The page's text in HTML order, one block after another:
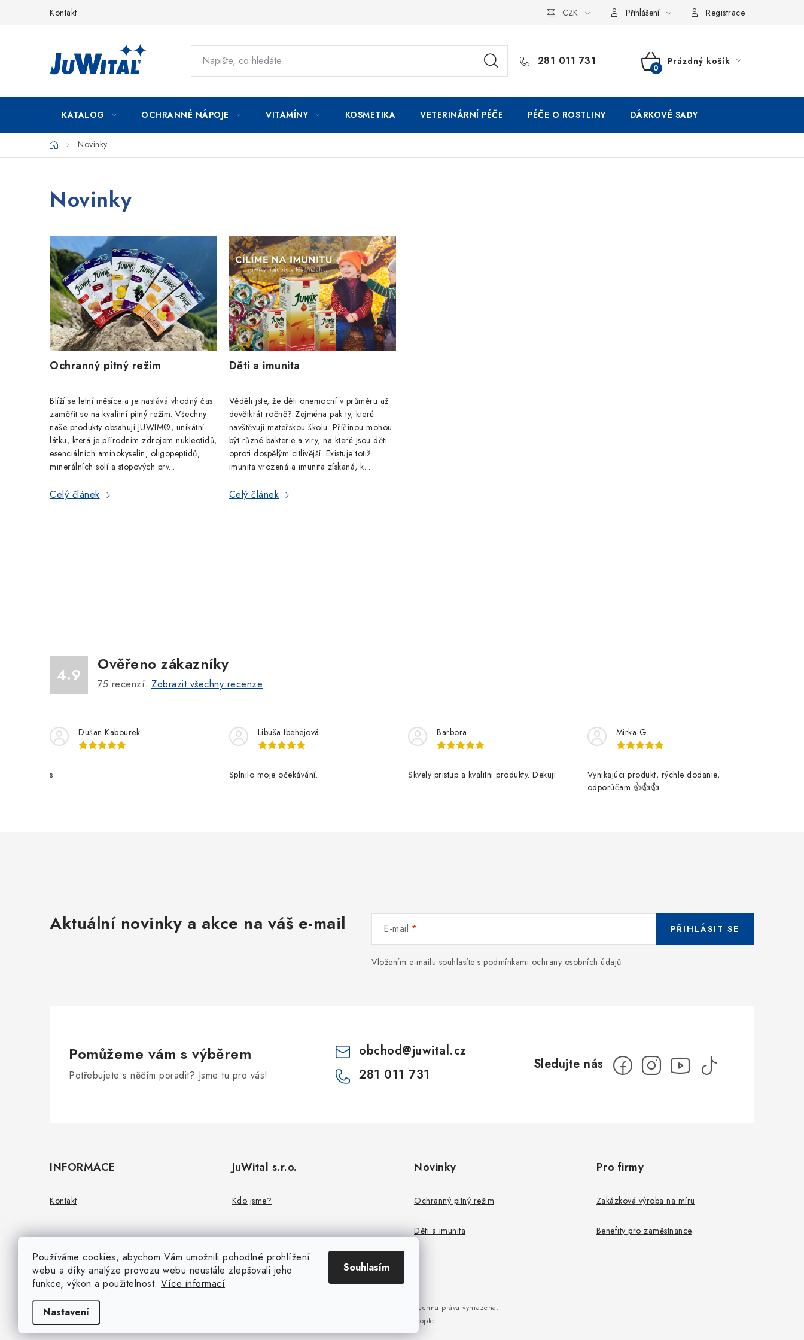
Používáme cookies, abychom Vám umožnili pohodlné prohlížení
webu a díky analýze provozu webu neustále zlepšovali jeho
funkce, výkon a použitelnost. Více informací
Nastavení
Souhlasím
Kontakt CZK Přihlášení Registrace
281 011 731
NÁKUPNÍ
KOŠÍK
Prázdný košík
KATALOG OCHRANNÉ NÁPOJE VITAMÍNY KOSMETIKA VETERINÁRNÍ PÉČE PÉČE O ROSTLINY DÁRKOVÉ SADY
DomůNovinky
Novinky
V
ý
p
i
s
č
l
á
n
k
ů
Ochranný pitný režim
Blíží se letní měsíce a je nastává vhodný čas
zaměřit se na kvalitní pitný režim. Všechny
naše produkty obsahují JUWIM®, unikátní
látku, která je přírodním zdrojem nukleotidů,
esenciálních aminokyselin, oligopeptidů,
minerálních solí a stopových prv...
Celý článek
Děti a imunita
Věděli jste, že děti onemocní v průměru až
devětkrát ročně? Zejména pak ty, které
navštěvují mateřskou školu. Příčinou mohou
být různé bakterie a viry, na které jsou děti
oproti dospělým citlivější. Existuje totiž
imunita vrozená a imunita získaná, k...
Celý článek
í
p
v
s
4.9
Ověřeno zákazníky
75 recenzí. Zobrazit všechny recenze
Dušan Kabourek
s
Libuša Ibehejová
Splnilo moje očekávání.
Barbora
Skvely pristup a kvalitni produkty. Dekuji
Mirka G.
Vynikajúci produkt, rýchle dodanie,
odporúčam 👍👍👍
Aktuální novinky a akce na váš e-mail E-mail
Vložením e-mailu souhlasíte s podmínkami ochrany osobních údajů
PŘIHLÁSIT SE
Pomůžeme vám s výběrem
Potřebujete s něčím poradit? Jsme tu pro vás!
obchod@juwital.cz
281 011 731
INFORMACE
Kontakt
JuWital s.r.o.
Kdo jsme?
Novinky
Ochranný pitný režim
Děti a imunita
Pro firmy
Zakázková výroba na míru
Benefity pro zaměstnance
Vytvořil Shoptet
. Všechna práva vyhrazena.